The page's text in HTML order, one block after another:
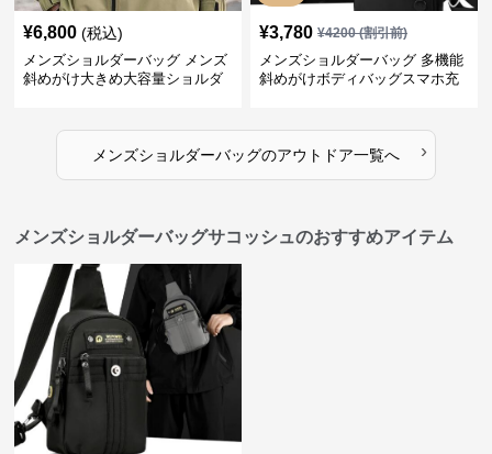
¥6,800 (税込)
メンズショルダーバッグ メンズ
斜めがけ大きめ大容量ショルダ
¥3,780 ¥4200(割引前)
メンズショルダーバッグ 多機能
斜めがけボディバッグスマホ充
メンズショルダーバッグのアウトドア一覧へ ›
メンズショルダーバッグサコッシュのおすすめアイテム